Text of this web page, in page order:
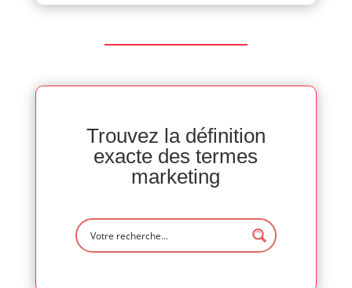
Trouvez la définition
exacte des termes
marketing